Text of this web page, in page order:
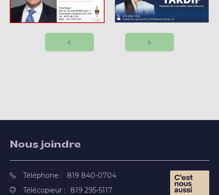
Nous joindre
Téléphone :
819 840-0704
Télécopieur :
819 295-5117